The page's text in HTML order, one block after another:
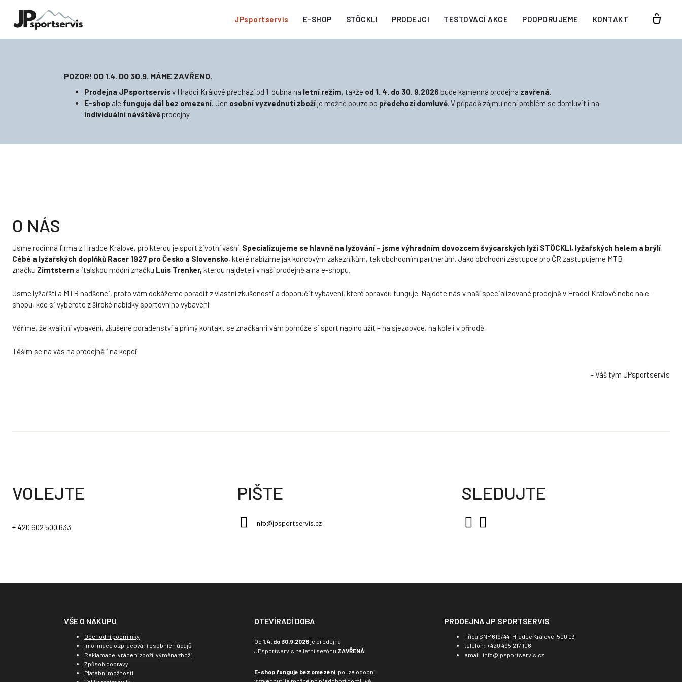
JPsportservis E-SHOP STÖCKLI PRODEJCI TESTOVACÍ AKCE PODPORUJEME KONTAKT
POZOR! OD 1.4. DO 30.9. MÁME ZAVŘENO.
Prodejna JPsportservisv Hradci Králové přechází od 1. dubna na letní režim, takže od 1. 4. do 30. 9.2026 bude kamenná prodejna zavřená.
E-shop ale funguje dál bez omezení. Jen osobní vyzvednutí zbožíje možné pouze po předchozí domluvě. V případě zájmu není problém se domluvit i na
individuální návštěvěprodejny.
O NÁS
Jsme rodinná firma z Hradce Králové, pro kterou je sport životní vášní. Specializujeme se hlavně na lyžování – jsme výhradním dovozcem švýcarských lyží STÖCKLI, lyžařských helem a brýlí
Cébé a lyžařských doplňků Racer 1927 pro Česko a Slovensko, které nabízíme jak koncovým zákazníkům, tak obchodním partnerům. Jako obchodní zástupce pro ČR zastupujeme MTB
značku Zimtstern a italskou módní značku Luis Trenker, kterou najdete i v naší prodejně a na e-shopu.
Jsme lyžařští a MTB nadšenci, proto vám dokážeme poradit z vlastní zkušenosti a doporučit vybavení, které opravdu funguje. Najdete nás v naší specializované prodejně v Hradci Králové nebo na e-
shopu, kde si vyberete z široké nabídky sportovního vybavení.
Věříme, že kvalitní vybavení, zkušené poradenství a přímý kontakt se značkami vám pomůže si sport naplno užít – na sjezdovce, na kole i v přírodě.
Těším se na vás na prodejně i na kopci.
- Váš tým JPsportservis
VOLEJTE
+ 420 602 500 633
PIŠTE
info@jpsportservis.cz
SLEDUJTE
VŠE O NÁKUPU
Obchodní podmínky
Informace o zpracování osobních údajů
Reklamace, vrácení zboží, výměna zboží
Způsob dopravy
Platební možnosti
OTEVÍRACÍ DOBA
Od 1.4. do 30.9.2026je prodejna
JPsportservis na letní sezónu ZAVŘENÁ.
E-shop funguje bez omezení, pouze odobní
PRODEJNA JP SPORTSERVIS
Třída SNP 619/44, Hradec Králové, 500 03
telefon: +420 495 217 106
email: info@jpsportservis.cz